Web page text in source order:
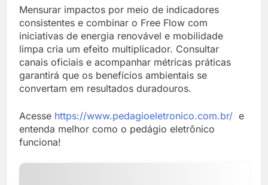
Mensurar impactos por meio de indicadores
consistentes e combinar o Free Flow com
iniciativas de energia renovável e mobilidade
limpa cria um efeito multiplicador. Consultar
canais oficiais e acompanhar métricas práticas
garantirá que os benefícios ambientais se
convertam em resultados duradouros.
Acesse https://www.pedagioeletronico.com.br/ e
entenda melhor como o pedágio eletrônico
funciona!